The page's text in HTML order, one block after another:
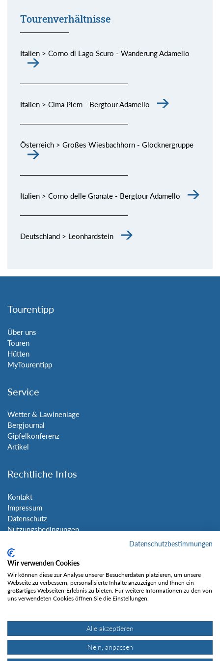
Tourenverhältnisse
Italien > Corno di Lago Scuro - Wanderung Adamello
Italien > Cima Plem - Bergtour Adamello
Österreich > Großes Wiesbachhorn - Glocknergruppe
Italien > Corno delle Granate - Bergtour Adamello
Deutschland > Leonhardstein
Tourentipp
Über uns
Touren
Hütten
MyTourentipp
Service
Wetter & Lawinenlage
Bergjournal
Gipfelkonferenz
Artikel
Rechtliche Infos
Kontakt
Impressum
Datenschutz
Nutzungsbedingungen
Social Media
Gefällt mir
Datenschutzbestimmungen
Wir verwenden Cookies
Wir können diese zur Analyse unserer Besucherdaten platzieren, um unsere
Webseite zu verbessern, personalisierte Inhalte anzuzeigen und Ihnen ein
großartiges Webseiten-Erlebnis zu bieten. Für weitere Informationen zu den von
uns verwendeten Cookies öffnen Sie die Einstellungen.
Alle akzeptieren
Nein, anpassen